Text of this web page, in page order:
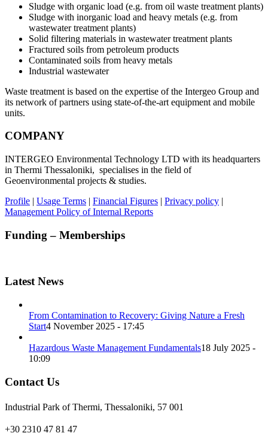
Sludge with organic load (e.g. from oil waste treatment plants)
Sludge with inorganic load and heavy metals (e.g. from
wastewater treatment plants)
Solid filtering materials in wastewater treatment plants
Fractured soils from petroleum products
Contaminated soils from heavy metals
Industrial wastewater
Waste treatment is based on the expertise of the Intergeo Group and
its network of partners using state-of-the-art equipment and mobile
units.
COMPANY
INTERGEO Environmental Technology LTD with its headquarters
in Thermi Thessaloniki, specialises in the field of
Geoenvironmental projects & studies.
Profile | Usage Terms | Financial Figures | Privacy policy |
Management Policy of Internal Reports
Funding – Memberships
Latest News
From Contamination to Recovery: Giving Nature a Fresh
Start4 November 2025 - 17:45
Hazardous Waste Management Fundamentals18 July 2025 -
10:09
Contact Us
Industrial Park of Thermi, Thessaloniki, 57 001
+30 2310 47 81 47